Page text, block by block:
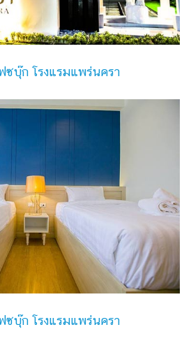
ซบุ๊ก โรงแรมแพร่นครา
ซบุ๊ก โรงแรมแพร่นครา